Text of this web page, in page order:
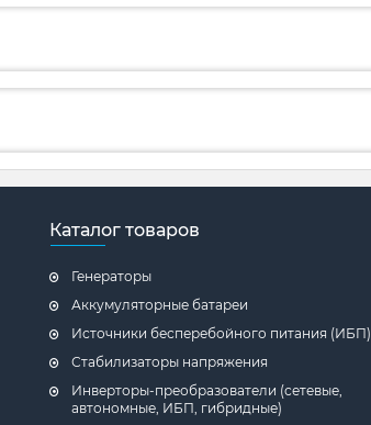
Каталог товаров
Генераторы
Аккумуляторные батареи
Источники бесперебойного питания (ИБП)
Стабилизаторы напряжения
Инверторы-преобразователи (сетевые,
автономные, ИБП, гибридные)